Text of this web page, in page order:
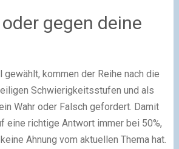
gegen deine
kommen der Reihe nach die
Schwierigkeitsstufen und als
Wahr oder Falsch gefordert. Damit
eine richtige Antwort immer bei 50%,
Ahnung vom aktuellen Thema hat.